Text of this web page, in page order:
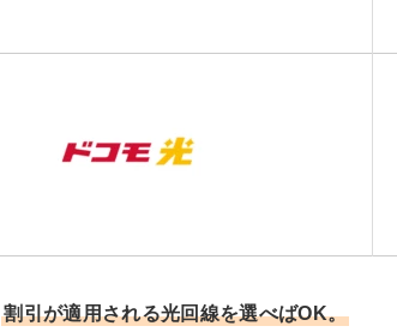
割引が適用される光回線を選べばOK。